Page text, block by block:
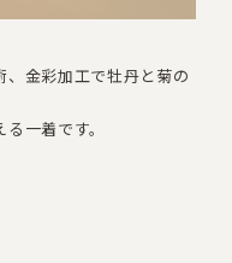
、金彩加工で牡丹と菊の
一着です。